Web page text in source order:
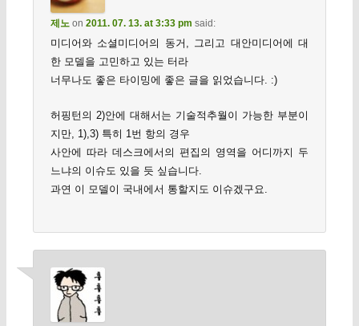
제노 on 2011. 07. 13. at 3:33 pm said:
미디어와 소셜미디어의 동거, 그리고 대안미디어에 대
한 모델을 고민하고 있는 터라
너무나도 좋은 타이밍에 좋은 글을 읽었습니다. :)
허핑턴의 2)안에 대해서는 기술적추월이 가능한 부분이
지만, 1),3) 특히 1번 항의 경우
사안에 따라 데스크에서의 편집의 영역을 어디까지 두
느냐의 이슈도 있을 듯 싶습니다.
과연 이 모델이 국내에서 통할지도 이슈겠구요.